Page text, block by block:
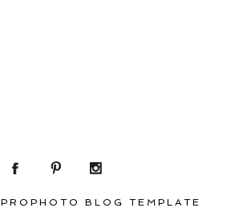
PROPHOTO BLOG TEMPLATE